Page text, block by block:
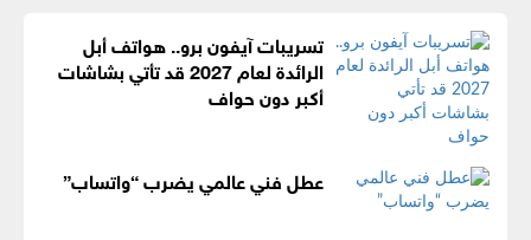
تسريبات آيفون برو.. هواتف أبل
الرائدة لعام 2027 قد تأتي بشاشات
أكبر دون حواف
عطل فني عالمي يضرب “واتساب”